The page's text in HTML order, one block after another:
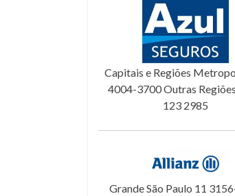
Capitais e Regiões
4004-3700 Outras
123 2985
Grande São Paulo 11